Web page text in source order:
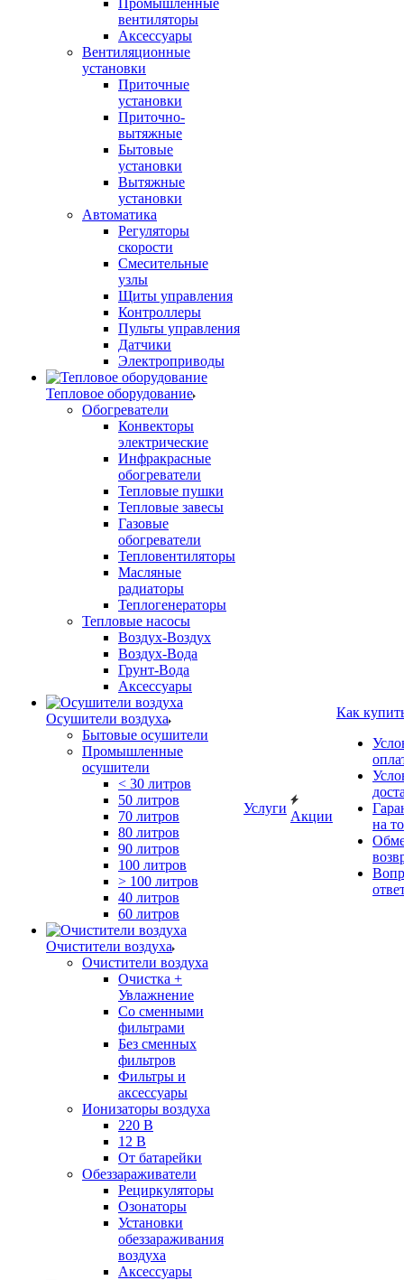
Промышленные
вентиляторы
Аксессуары
Вентиляционные
установки
Приточные
установки
Приточно-
вытяжные
Бытовые
установки
Вытяжные
установки
Автоматика
Регуляторы
скорости
Смесительные
узлы
Щиты управления
Контроллеры
Пульты управления
Датчики
Электроприводы
Тепловое оборудование
Обогреватели
Конвекторы
электрические
Инфракрасные
обогреватели
Тепловые пушки
Тепловые завесы
Газовые
обогреватели
Тепловентиляторы
Масляные
радиаторы
Теплогенераторы
Тепловые насосы
Воздух-Воздух
Воздух-Вода
Грунт-Вода
Аксессуары
Осушители воздуха
Бытовые осушители
Промышленные
осушители
< 30 литров
50 литров
70 литров
80 литров
90 литров
100 литров
> 100 литров
40 литров
60 литров
Очистители воздуха
Очистители воздуха
Очистка +
Увлажнение
Cо сменными
фильтрами
Без сменных
фильтров
Фильтры и
аксессуары
Ионизаторы воздуха
220 В
12 В
От батарейки
Обеззараживатели
Рециркуляторы
Озонаторы
Установки
обеззараживания
воздуха
Аксессуары
Услуги
Акции
Как
на